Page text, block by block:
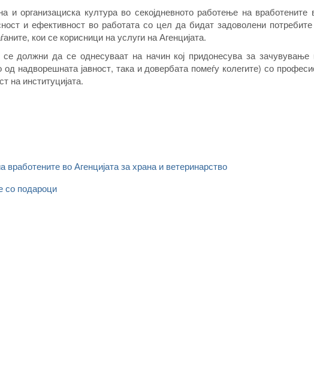
и организациска култура во секојдневното работење на вработените
и ефективност во работата со цел да бидат задоволени
кои се корисници на услуги на Агенцијата.
се должни да се однесуваат на начин кој придонесува за
од надворешната јавност, така и довербата помеѓу колегите) со
на институцијата.
во Агенцијата за храна и ветеринарство
со подароци